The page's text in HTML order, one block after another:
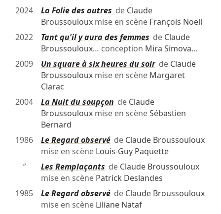
2024
La Folie des autres de Claude
Broussoulouxmise en scène François Noell
2022
Tant qu'il y aura des femmes de Claude
Broussouloux… conception Mira Simova…
2009
Un square à six heures du soirde Claude
Broussoulouxmise en scène Margaret
Clarac
2004
La Nuit du soupçon de Claude
Broussoulouxmise en scèneSébastien
Bernard
1986
Le Regard observéde Claude Broussouloux
mise en scène Louis-Guy Paquette
″
Les Remplaçants de Claude Broussouloux
mise en scène Patrick Deslandes
1985
Le Regard observéde Claude Broussouloux
mise en scène Liliane Nataf